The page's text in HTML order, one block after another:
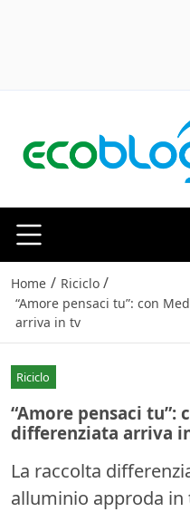
Home / Riciclo /
“Amore pensaci tu”: con
arriva in tv
Riciclo
“Amore pensaci tu”:
differenziata arriva
La raccolta
alluminio approda in